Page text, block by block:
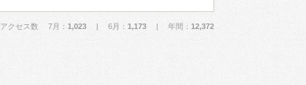
アクセス数 7月： 1,023 | 6月： 1,173 | 年間： 12,372